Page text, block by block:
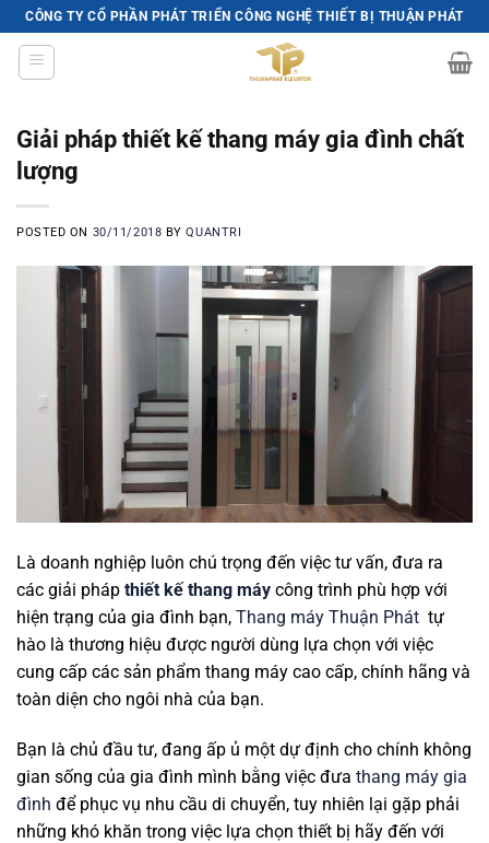
Skip
to
content
CÔNG TY CỔ PHẦN PHÁT TRIỂN CÔNG NGHỆ THIẾT BỊ THUẬN PHÁT
Giải pháp thiết kế thang máy gia đình chất
lượng
POSTED ON 30/11/2018 BYQUANTRI
Là doanh nghiệp luôn chú trọng đến việc tư vấn, đưa ra
các giải pháp thiết kế thang máy công trình phù hợp với
hiện trạng của gia đình bạn, Thang máy Thuận Phát tự
hào là thương hiệu được người dùng lựa chọn với việc
cung cấp các sản phẩm thang máy cao cấp, chính hãng và
toàn diện cho ngôi nhà của bạn.
Bạn là chủ đầu tư, đang ấp ủ một dự định cho chính không
gian sống của gia đình mình bằng việc đưa thang máy gia
đình để phục vụ nhu cầu di chuyển, tuy nhiên lại gặp phải
những khó khăn trong việc lựa chọn thiết bị hãy đến với